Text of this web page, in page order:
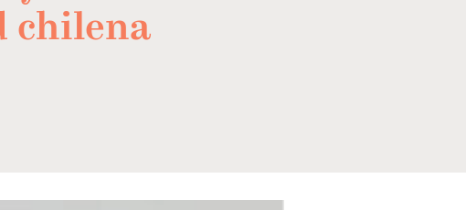
chilena